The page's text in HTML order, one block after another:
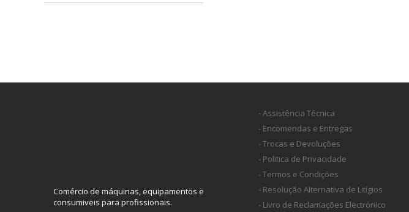
Comércio de máquinas, equipamentos e
consumiveis para profissionais.
- Assistência Técnica
- Encomendas e Entregas
- Trocas e Devoluções
- Politica de Privacidade
- Termos e Condições
- Resolução Alternativa de Litígios
- Livro de Reclamações Electrónico